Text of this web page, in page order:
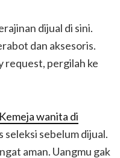
dijual di sini.
dan aksesoris.
request, pergilah ke
Kemeja wanita di
seleksi sebelum dijual.
aman. Uangmu gak